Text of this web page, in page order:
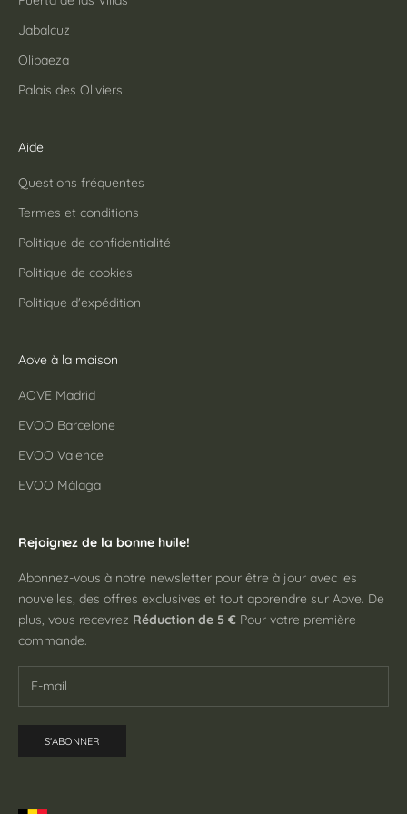
Jabalcuz
Olibaeza
Palais des Oliviers
Aide
Questions fréquentes
Termes et conditions
Politique de confidentialité
Politique de cookies
Politique d'expédition
Aove à la maison
AOVE Madrid
EVOO Barcelone
EVOO Valence
EVOO Málaga
Rejoignez de la bonne huile!
Abonnez-vous à notre newsletter pour être à jour avec les
nouvelles, des offres exclusives et tout apprendre sur Aove. De
plus, vous recevrez Réduction de 5 € Pour votre première
commande.
S'ABONNER